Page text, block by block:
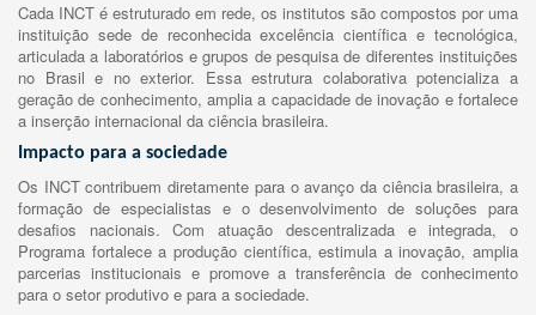
Cada INCT é estruturado em rede, os institutos são compostos por uma
instituição sede de reconhecida excelência científica e tecnológica,
articulada a laboratórios e grupos de pesquisa de diferentes instituições
no Brasil e no exterior. Essa estrutura colaborativa potencializa a
geração de conhecimento, amplia a capacidade de inovação e fortalece
a inserção internacional da ciência brasileira.
Impacto para a sociedade
Os INCT contribuem diretamente para o avanço da ciência brasileira, a
formação de especialistas e o desenvolvimento de soluções para
desafios nacionais. Com atuação descentralizada e integrada, o
Programa fortalece a produção científica, estimula a inovação, amplia
parcerias institucionais e promove a transferência de conhecimento
para o setor produtivo e para a sociedade.